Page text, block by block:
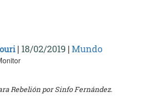
| 18/02/2019 | Mundo
Rebelión por Sinfo Fernández.